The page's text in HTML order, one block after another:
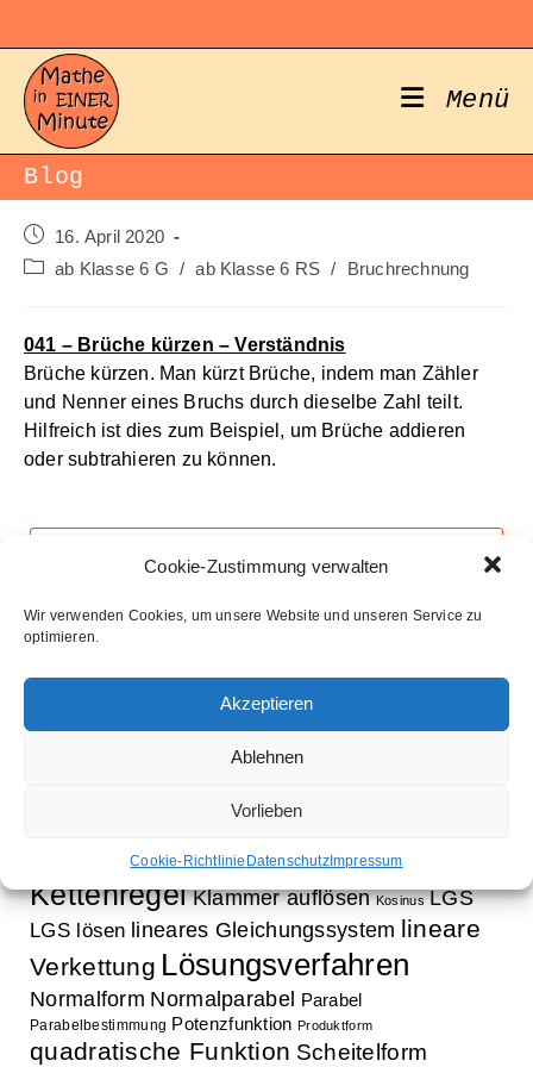
Cookie-Zustimmung verwalten
Wir verwenden Cookies, um unsere Website und unseren Service zu
optimieren.
Akzeptieren
Ablehnen
Vorlieben
Cookie-Richtlinie DatenschutzImpressum
springen
Menü
Blog
Beitrag
veröffentlicht:
16. April 2020
Beitrags-
ab Klasse 6 G / ab Klasse 6 RS / Bruchrechnung
041 – Brüche kürzen – Verständnis
Brüche kürzen. Man kürzt Brüche, indem man Zähler
und Nenner eines Bruchs durch dieselbe Zahl teilt.
Hilfreich ist dies zum Beispiel, um Brüche addieren
oder subtrahieren zu können.
Schlagwörter
Aufleitung Ausklammern
binomische Formeln Bruchrechnung
Funktion
Gleichungssystem innere Funktion
Kettenregel Klammer auflösen Kosinus LGS
LGS lösen lineares Gleichungssystem lineare
Verkettung Lösungsverfahren
Normalform Normalparabel Parabel
Parabelbestimmung Potenzfunktion Produktform
quadratische Funktion Scheitelform